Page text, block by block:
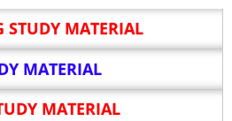
MATERIAL
MATERIAL
MATERIAL